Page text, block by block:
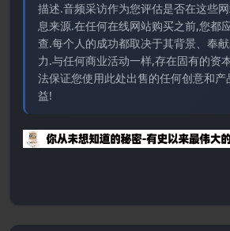
描述.音频采访作为您评估是否在这些
息来源.在任何在线网站购买之前,您都
查.每个人的成功都取决于其背景、奉
力.与任何商业活动一样,存在固有的资
法保证您使用此处出售的任何创意和产
益!